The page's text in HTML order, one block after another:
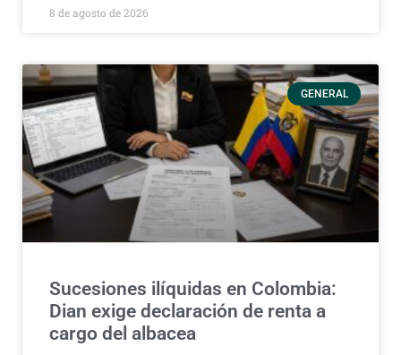
8 de agosto de 2026
GENERAL
Sucesiones ilíquidas en Colombia:
Dian exige declaración de renta a
cargo del albacea